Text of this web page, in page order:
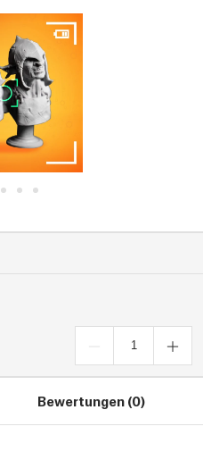
Bewertungen (0)